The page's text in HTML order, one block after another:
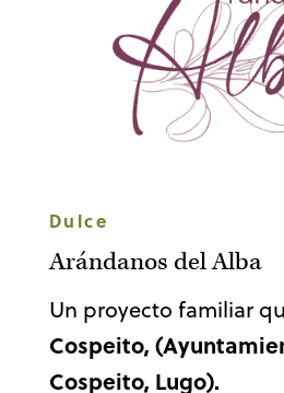
Dulce
Arándanos del Alba
Un proyecto familiar
Cospeito,
Cospeito, Lugo).